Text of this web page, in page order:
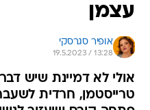
עצמן
אופיר סגרסקי
19.5.2023 / 13:28
אולי לא דמיינת שיש
טרייסטמן, חרדית